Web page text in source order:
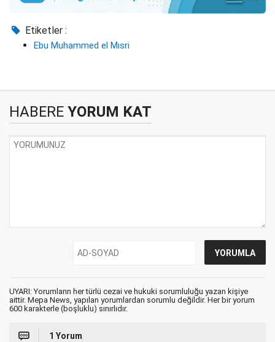
Etiketler :
Ebu Muhammed el Mısri
HABERE YORUM KAT
UYARI: Yorumların her türlü cezai ve hukuki sorumluluğu yazan kişiye
aittir. Mepa News, yapılan yorumlardan sorumlu değildir. Her bir yorum
600 karakterle (boşluklu) sınırlıdır.
1 Yorum